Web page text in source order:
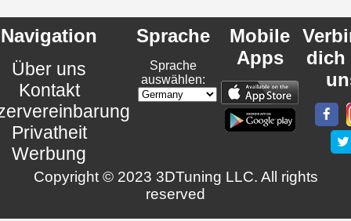
Navigation
Über uns
Kontakt
Privatheit
Werbung
Sprache
Sprache
auswählen:
Mobile
Apps
dich
Copyright © 2023 3DTuning LLC. All rights
reserved